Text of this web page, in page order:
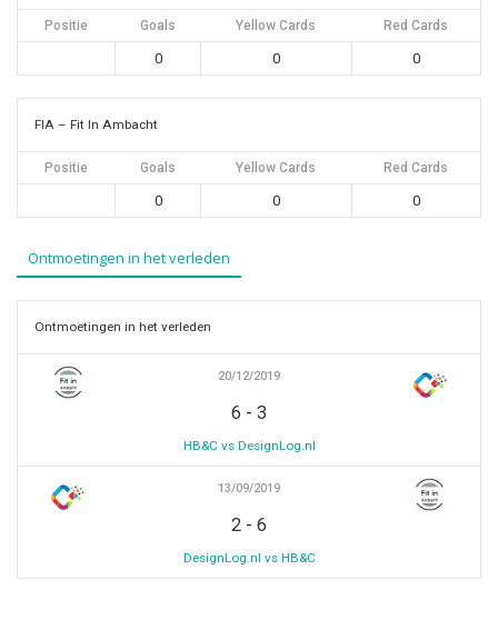
Positie Goals Yellow Cards Red Cards
0 0 0
FIA – Fit In Ambacht
Positie Goals Yellow Cards Red Cards
0 0 0
Ontmoetingen in het verleden
Ontmoetingen in het verleden
20/12/2019
6 - 3
HB&C vs DesignLog.nl
13/09/2019
2 - 6
DesignLog.nl vs HB&C